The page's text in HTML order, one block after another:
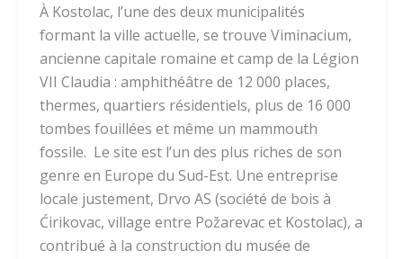
À Kostolac, l’une des deux municipalités
formant la ville actuelle, se trouve Viminacium,
ancienne capitale romaine et camp de la Légion
VII Claudia : amphithéâtre de 12 000 places,
thermes, quartiers résidentiels, plus de 16 000
tombes fouillées et même un mammouth
fossile. Le site est l’un des plus riches de son
genre en Europe du Sud-Est. Une entreprise
locale justement, Drvo AS (société de bois à
Ćirikovac, village entre Požarevac et Kostolac), a
contribué à la construction du musée de